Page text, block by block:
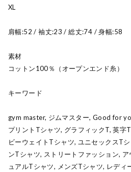
XL
肩幅:52 / 袖丈:23 / 総丈:74 / 身幅:58
素材
コットン100％（オープンエンド糸）
キーワード
gym master, ジムマスター, Good for
プリントTシャツ, グラフィックT, 英字
ビーウェイトTシャツ, ユニセックスT
ンTシャツ, ストリートファッション,
ュアルTシャツ, メンズTシャツ, レディ